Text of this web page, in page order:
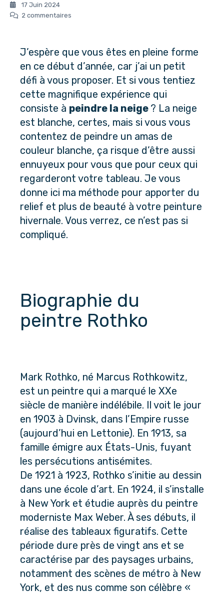
17 Juin 2024
2 commentaires
J’espère que vous êtes en pleine forme
en ce début d’année, car j’ai un petit
défi à vous proposer. Et si vous tentiez
cette magnifique expérience qui
consiste à peindre la neige ? La neige
est blanche, certes, mais si vous vous
contentez de peindre un amas de
couleur blanche, ça risque d’être aussi
ennuyeux pour vous que pour ceux qui
regarderont votre tableau. Je vous
donne ici ma méthode pour apporter du
relief et plus de beauté à votre peinture
hivernale. Vous verrez, ce n’est pas si
compliqué.
Biographie du
peintre Rothko
Mark Rothko, né Marcus Rothkowitz,
est un peintre qui a marqué le XXe
siècle de manière indélébile. Il voit le jour
en 1903 à Dvinsk, dans l’Empire russe
(aujourd’hui en Lettonie). En 1913, sa
famille émigre aux États-Unis, fuyant
les persécutions antisémites.
De 1921 à 1923, Rothko s’initie au dessin
dans une école d’art. En 1924, il s’installe
à New York et étudie auprès du peintre
moderniste Max Weber. À ses débuts, il
réalise des tableaux figuratifs. Cette
période dure près de vingt ans et se
caractérise par des paysages urbains,
notamment des scènes de métro à New
York, et des nus comme son célèbre «